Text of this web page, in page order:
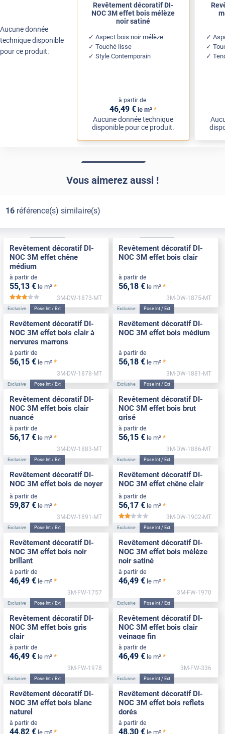
Aucune donnée
technique disponible
pour ce produit.
Revêtement décoratif DI-
NOC 3M effet bois mélèze
noir satiné
Aspect bois noir mélèze
Touché lisse
Style Contemporain
à partir de
46,49 € le m² *
Aucune donnée technique
disponible pour ce produit.
Vous aimerez aussi !
16référence(s) similaire(s)
Revêtement décoratif DI-
NOC 3M effet chêne
médium
à partir de
55,13 € le m² *
*****
3M-DW-1873-MT
Revêtement décoratif DI-
NOC 3M effet bois clair
à partir de
56,18 € le m² *
3M-DW-1875-MT
Exclusive Pose Int / Ext
Revêtement décoratif DI-
NOC 3M effet bois clair à
nervures marrons
à partir de
56,15 € le m² *
3M-DW-1878-MT
Exclusive Pose Int / Ext
Revêtement décoratif DI-
NOC 3M effet bois médium
à partir de
56,18 € le m² *
3M-DW-1881-MT
Exclusive Pose Int / Ext
Revêtement décoratif DI-
NOC 3M effet bois clair
nuancé
à partir de
56,17 € le m² *
3M-DW-1883-MT
Exclusive Pose Int / Ext
Revêtement décoratif DI-
NOC 3M effet bois brut
grisé
à partir de
56,15 € le m² *
3M-DW-1886-MT
Exclusive Pose Int / Ext
Revêtement décoratif DI-
NOC 3M effet bois de noyer
à partir de
59,87 € le m² *
3M-DW-1891-MT
Exclusive Pose Int / Ext
Revêtement décoratif DI-
NOC 3M effet chêne clair
à partir de
56,17 € le m² *
*****
3M-DW-1902-MT
Exclusive Pose Int / Ext
Revêtement décoratif DI-
NOC 3M effet bois noir
brillant
à partir de
46,49 € le m² *
3M-FW-1757
Exclusive Pose Int / Ext
Revêtement décoratif DI-
NOC 3M effet bois mélèze
noir satiné
à partir de
46,49 € le m² *
3M-FW-1970
Exclusive Pose Int / Ext
Revêtement décoratif DI-
NOC 3M effet bois gris
clair
à partir de
46,49 € le m² *
3M-FW-1978
Exclusive Pose Int / Ext
Revêtement décoratif DI-
NOC 3M effet bois clair
veinage fin
à partir de
46,49 € le m² *
3M-FW-336
Exclusive Pose Int / Ext
Revêtement décoratif DI-
NOC 3M effet bois blanc
naturel
à partir de
44,82 € le m² *
Exclusive Pose Int / Ext
Revêtement décoratif DI-
NOC 3M effet bois reflets
dorés
à partir de
48,30 € le m² *